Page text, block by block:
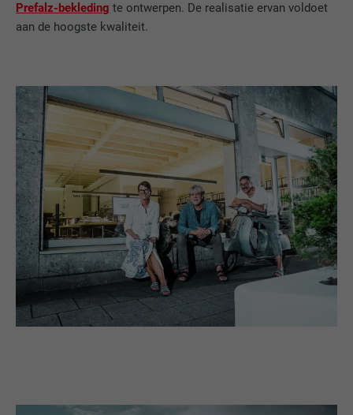
Prefalz-bekleding te ontwerpen. De realisatie ervan voldoet
aan de hoogste kwaliteit.